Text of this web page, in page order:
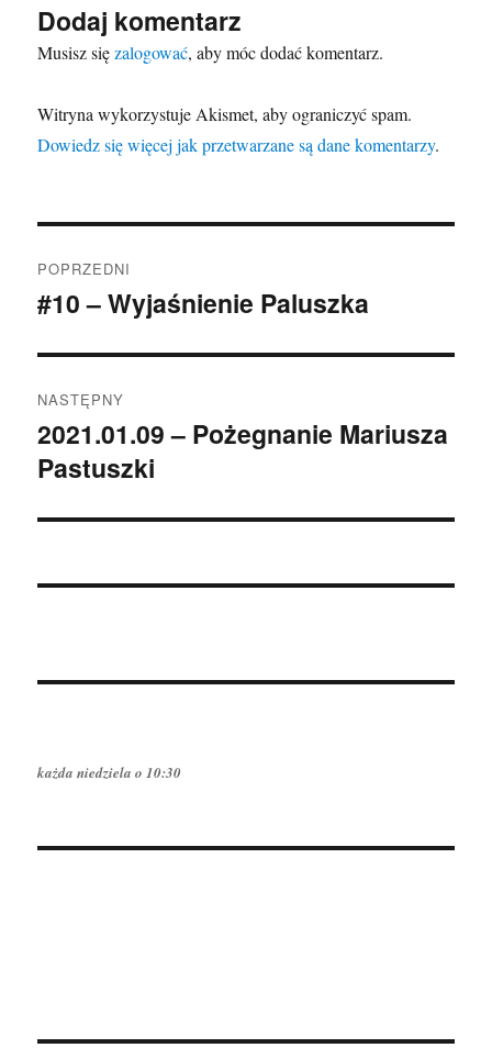
Dodaj komentarz
Musisz sięzalogować, aby móc dodać komentarz.
Witryna wykorzystuje Akismet, aby ograniczyć spam.
Dowiedz się więcej jak przetwarzane są dane komentarzy.
wpisu
POPRZEDNI
Poprzedni
#10 – Wyjaśnienie Paluszka
NASTĘPNY
Następny
wpis:
2021.01.09 – Pożegnanie Mariusza
Pastuszki
każda niedziela o 10:30